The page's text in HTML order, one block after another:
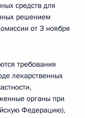
средств для
решением
от 3 ноября
требования
лекарственных
органы при
Федерацию),